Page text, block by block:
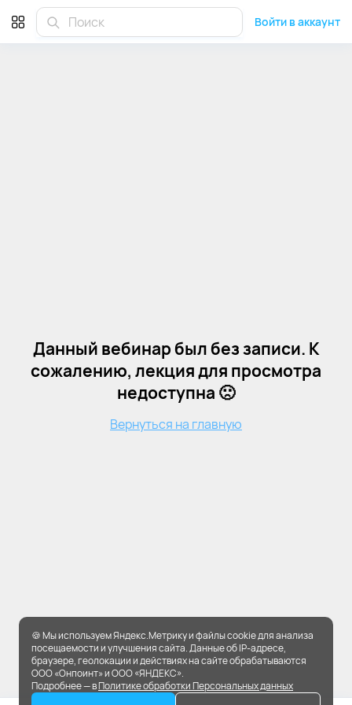
Войти в аккаунт
Данный вебинар был без записи. К
сожалению, лекция для просмотра
недоступна 🙁
Вернуться на главную
🍪 Мы используем Яндекс.Метрику и файлы cookie для анализа
посещаемости и улучшения сайта. Данные об IP-адресе,
браузере, геолокации и действиях на сайте обрабатываются
ООО «Онпоинт» и ООО «ЯНДЕКС».
Подробнее — вПолитике обработки Персональных данных